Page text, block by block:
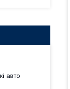
авто